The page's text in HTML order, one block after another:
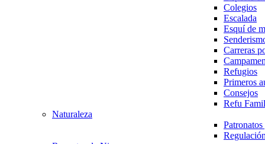
Colegios
Escalada
Esquí de
Carreras
Refugios
Primeros
Consejos
Refu
Naturaleza